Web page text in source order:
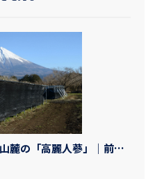
栽培期間はなんと6年！富士山麓の「高麗人蔘」｜前川総合研究所